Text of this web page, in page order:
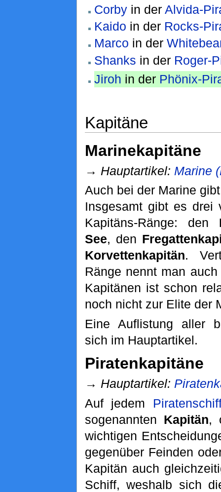
Corbyin der Alvida-
Kaido in der Rocks-
Marco in der
Shanks in der Roger-
Jiroh in der Phönix-
Kapitäne
Marinekapitäne
→ Hauptartikel: Marine
Auch bei der Marine
Insgesamt gibt es drei
Kapitäns-Ränge: den
See, den
Korvettenkapitän.
Ränge nennt man
Kapitänen ist schon
noch nicht zur Elite der
Eine Auflistung aller
sich im Hauptartikel.
Piratenkapitäne
→ Hauptartikel:
Auf jedem
sogenannten Kapitän,
wichtigen
gegenüber Feinden
Kapitän auch
Schiff, weshalb sich